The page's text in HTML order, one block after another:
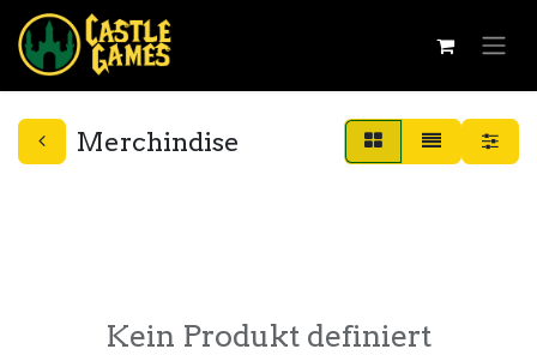
Merchindise
Kein Produkt definiert